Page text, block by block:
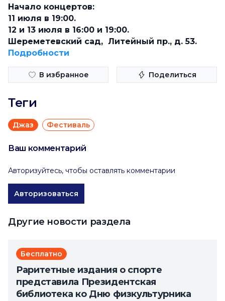
Начало концертов:
11 июля в 19:00.
12 и 13 июля в 16:00 и 19:00.
Шереметевский сад, Литейный пр., д. 53.
Подробности
В избранное Поделиться
Теги
Джаз Фестиваль
Ваш комментарий
Авторизуйтесь, чтобы оставлять комментарии
Авторизоваться
Другие новости раздела
Бесплатно
Раритетные издания о спорте
представила Президентская
библиотека ко Дню физкультурника